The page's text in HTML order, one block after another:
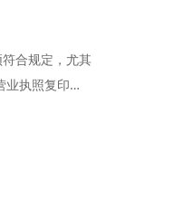
合规定，尤其
执照复印件